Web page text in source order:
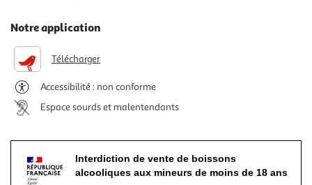
Notre application
Télécharger
Accessibilité : non conforme
Espace sourds et malentendants
Interdiction de vente de boissons
alcooliques aux mineurs de moins de 18 ans